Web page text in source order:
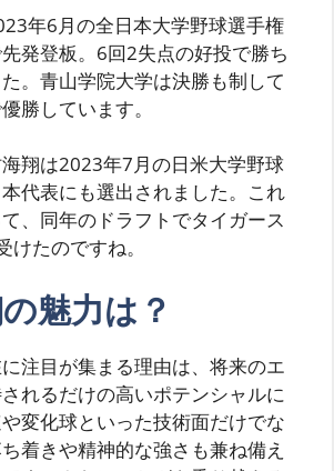
年6月の全日本大学野球選手権
発登板。6回2失点の好投で勝ち
。青山学院大学は決勝も制して
勝しています。
翔は2023年7月の日米大学野球
代表にも選出されました。これ
、同年のドラフトでタイガース
けたのですね。
魅力は？
注目が集まる理由は、将来のエ
れるだけの高いポテンシャルに
変化球といった技術面だけでな
着きや精神的な強さも兼ね備え